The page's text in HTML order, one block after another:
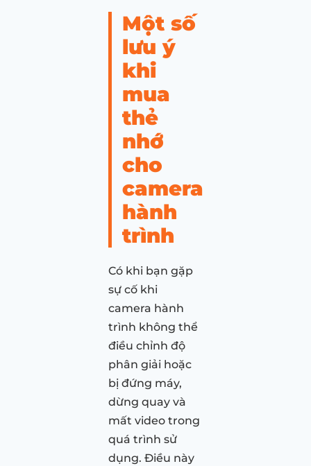
Một số
lưu ý
khi
mua
thẻ
nhớ
cho
camera
hành
trình
Có khi bạn gặp
sự cố khi
camera hành
trình không thể
điều chỉnh độ
phân giải hoặc
bị đứng máy,
dừng quay và
mất video trong
quá trình sử
dụng. Điều này